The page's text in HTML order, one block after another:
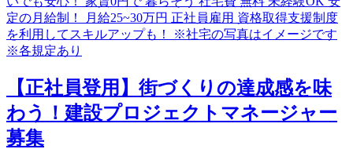
【正社員登用】街づくりの達成感を味
わう！建設プロジェクトマネージャー
募集